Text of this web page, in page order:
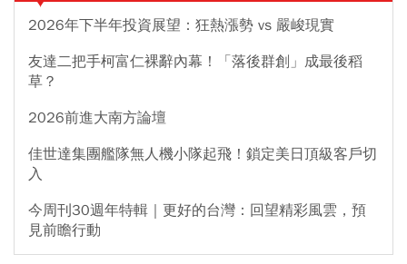
2026年下半年投資展望：狂熱漲勢 vs 嚴峻現實
友達二把手柯富仁裸辭內幕！「落後群創」成最後稻
草？
2026前進大南方論壇
佳世達集團艦隊無人機小隊起飛！鎖定美日頂級客戶切
入
今周刊30週年特輯｜更好的台灣：回望精彩風雲，預
見前瞻行動